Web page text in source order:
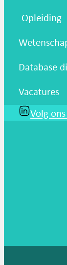
Opleiding
Database
Vacatures
Volg